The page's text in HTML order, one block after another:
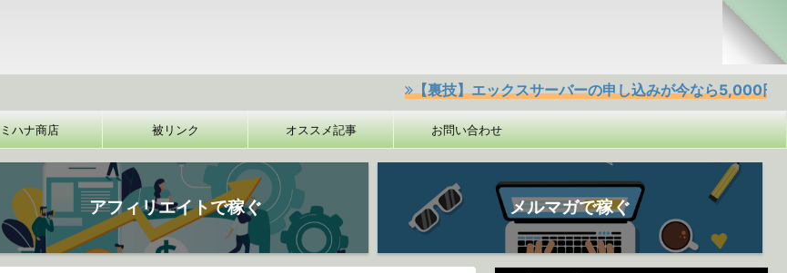
【裏技】エックスサーバーの申し込みが今なら5,000円offクーポ
ミハナ商店 被リンク オススメ記事 お問い合わせ
アフィリエイトで稼ぐ メルマガで稼ぐ